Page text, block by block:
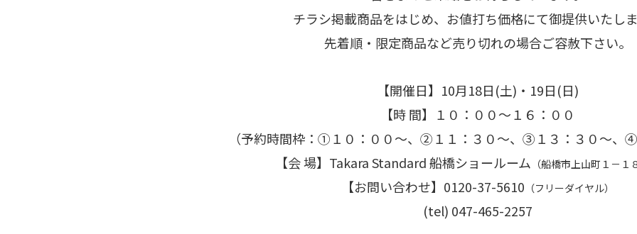
チラシ掲載商品をはじめ、お値打ち価格にて御提供いたし
先着順・限定商品など売り切れの場合ご容赦下さい。
【開催日】10月18日(土)・19日(日)
【時 間】１０：００～１６：００
（予約時間枠：①１０：００～、②１１：３０～、③１３：３０～、
【会 場】Takara Standard 船橋ショールーム （船橋市上山町１－１
【お問い合わせ】0120-37-5610 （フリーダイヤル）
(tel) 047-465-2257